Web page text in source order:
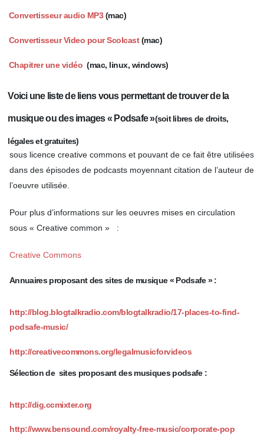
Convertisseur audio MP3(mac)
Convertisseur Video pour Scolcast(mac)
Chapitrer une vidéo (mac, linux, windows)
Voici une liste de liens vous permettant de trouver de la
musique ou des images « Podsafe »(soit libres de droits,
légales et gratuites)
sous licence creative commons et pouvant de ce fait être utilisées
dans des épisodes de podcasts moyennant citation de l’auteur de
l’oeuvre utilisée.
Pour plus d’informations sur les oeuvres mises en circulation
sous « Creative common » :
Creative Commons
Annuaires proposant des sites de musique « Podsafe » :
http://blog.blogtalkradio.com/blogtalkradio/17-places-to-find-
podsafe-music/
http://creativecommons.org/legalmusicforvideos
Sélection de sites proposant des musiques podsafe :
http://dig.ccmixter.org
http://www.bensound.com/royalty-free-music/corporate-pop